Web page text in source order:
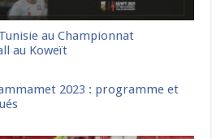
au Championnat
au Koweït
2023 : programme et